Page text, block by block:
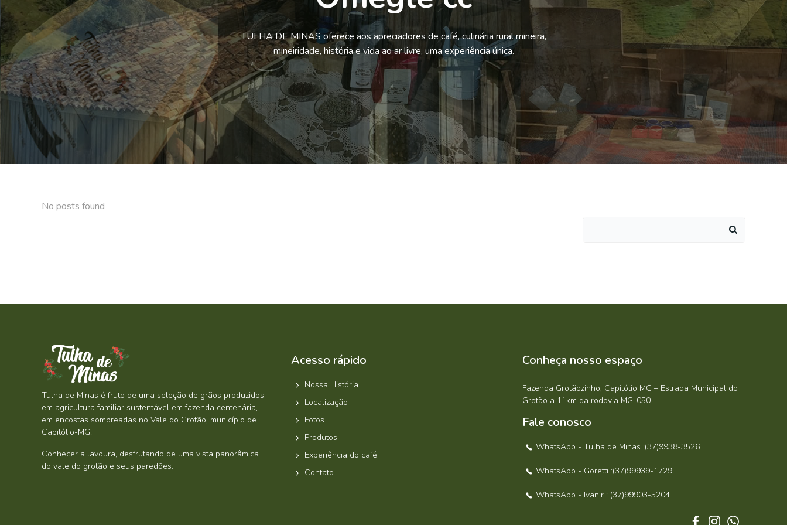
TULHA DE MINAS oferece aos apreciadores de café, culinária rural mineira,
mineiridade, história e vida ao ar livre, uma experiência única.
No posts found
Tulha de Minas é fruto de uma seleção de grãos produzidos
em agricultura familiar sustentável em fazenda centenária,
em encostas sombreadas no Vale do Grotão, município de
Capitólio-MG.
Conhecer a lavoura, desfrutando de uma vista panorâmica
do vale do grotão e seus paredões.
Acesso rápido
Nossa História
Localização
Fotos
Produtos
Experiência do café
Contato
Conheça nosso espaço
Fazenda Grotãozinho, Capitólio MG – Estrada Municipal do
Grotão a 11km da rodovia MG-050
Fale conosco
WhatsApp - Tulha de Minas :(37)9938-3526
WhatsApp - Goretti :(37)99939-1729
WhatsApp - Ivanir : (37)99903-5204